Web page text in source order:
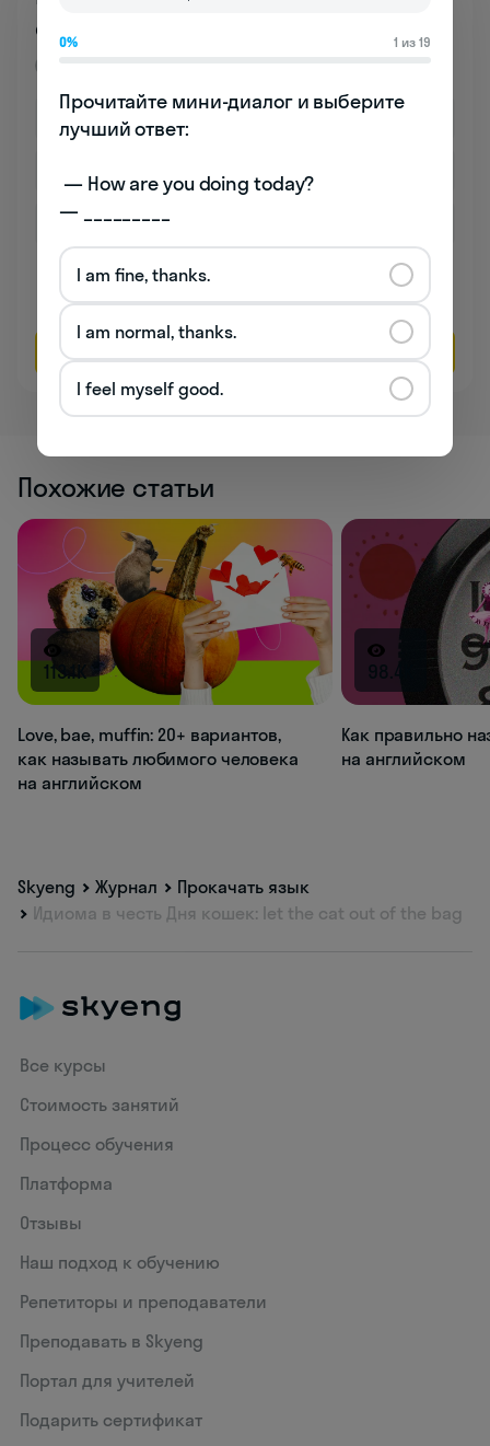
со школой бесплатно
Даю согласие на обработку персональных данных
Соглашаюсь наполучение рекламы
Похожие статьи
113.1K
Love, bae, muffin: 20+ вариантов,
как называть любимого человека
на английском
98.4K
Как правильно
на английском
Skyeng Журнал
Прокачать язык
Идиома в честь Дня кошек: let the cat out of the bag
Все курсы
Стоимость занятий
Процесс обучения
Платформа
Отзывы
Наш подход к обучению
Репетиторы и преподаватели
Преподавать в Skyeng
Портал для учителей
Подарить сертификат
0% 1 из 19
Прочитайте мини-диалог и выберите
лучший ответ:
— _________
I am fine, thanks.
I am normal, thanks.
I feel myself good.